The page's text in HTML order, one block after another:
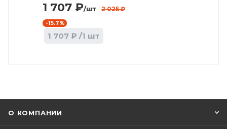
1 707 ₽/шт 2 025₽
-15.7%
1 707 ₽ /1 шт
О КОМПАНИИ